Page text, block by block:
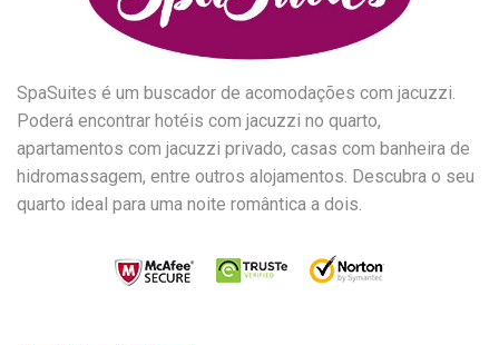
SpaSuites é um buscador de acomodações com jacuzzi.
Poderá encontrar hotéis com jacuzzi no quarto,
apartamentos com jacuzzi privado, casas com banheira de
hidromassagem, entre outros alojamentos. Descubra o seu
quarto ideal para uma noite romântica a dois.